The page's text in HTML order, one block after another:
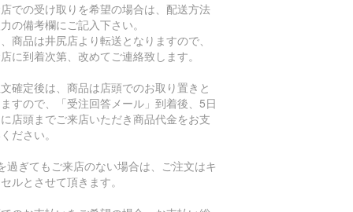
での受け取りを希望の場合は、配送方法
の備考欄にご記入下さい。
商品は井尻店より転送となりますので、
に到着次第、改めてご連絡致します。
確定後は、商品は店頭でのお取り置きと
すので、「受注回答メール」到着後、5日
店頭までご来店いただき商品代金をお支
ださい。
過ぎてもご来店のない場合は、ご注文はキ
ルとさせて頂きます。